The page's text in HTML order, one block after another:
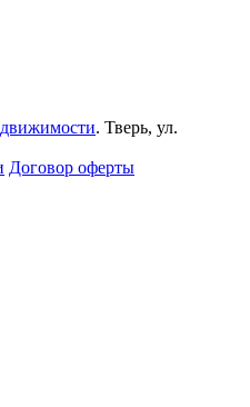
. Тверь, ул.
Договор оферты